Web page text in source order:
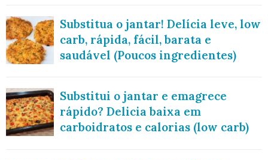
Substitua o jantar! Delícia leve, low
carb, rápida, fácil, barata e
saudável (Poucos ingredientes)
Substitui o jantar e emagrece
rápido? Delicia baixa em
carboidratos e calorias (low carb)